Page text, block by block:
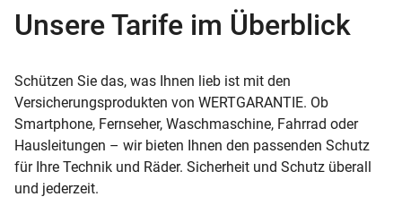
Unsere Tarife im Überblick
Schützen Sie das, was Ihnen lieb ist mit den
Versicherungsprodukten von WERTGARANTIE. Ob
Smartphone, Fernseher, Waschmaschine, Fahrrad oder
Hausleitungen – wir bieten Ihnen den passenden Schutz
für Ihre Technik und Räder. Sicherheit und Schutz überall
und jederzeit.